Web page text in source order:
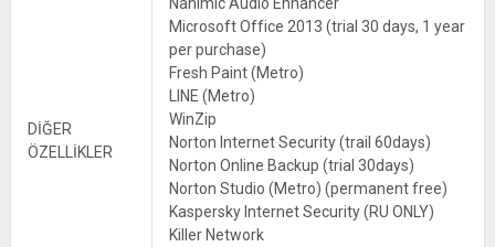
DİĞER
ÖZELLİKLER
Microsoft Office 2013 (trial 30 days, 1 year
per purchase)
Fresh Paint (Metro)
LINE (Metro)
WinZip
Norton Internet Security (trail 60days)
Norton Online Backup (trial 30days)
Norton Studio (Metro) (permanent free)
Kaspersky Internet Security (RU ONLY)
Killer Network